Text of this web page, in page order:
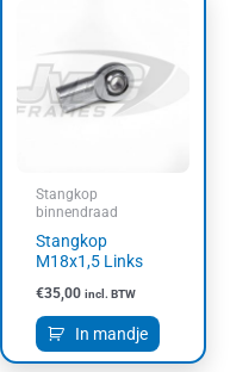
Stangkop
binnendraad
Stangkop
M18x1,5 Links
€35,00 incl. BTW
In mandje